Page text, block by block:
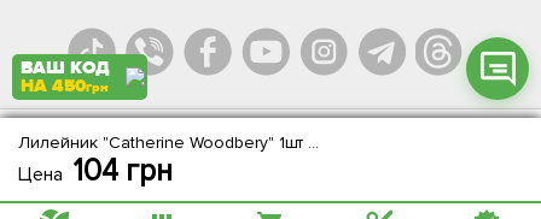
Лилейник "Catherine Woodbery" 1шт в упаковке
Цена 104грн
Agromarket.Copyright © 2013-2026. Все права защищены
ВАШ КОД
НА 450грн